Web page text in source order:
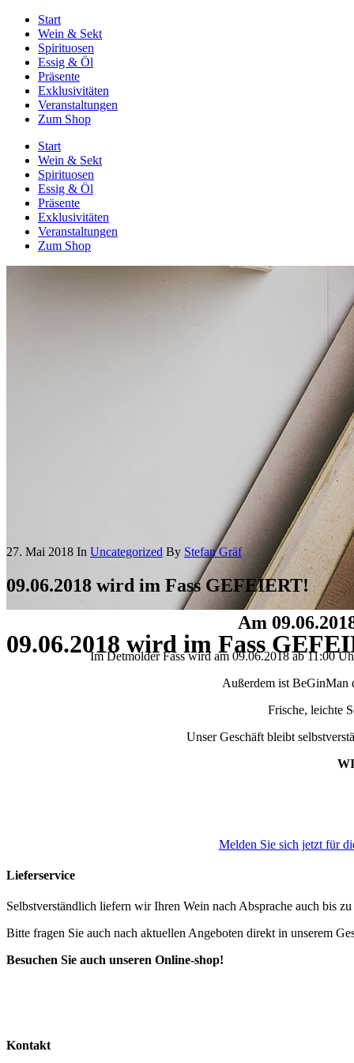
Start
Wein & Sekt
Spirituosen
Essig & Öl
Präsente
Exklusivitäten
Veranstaltungen
Zum Shop
Start
Wein & Sekt
Spirituosen
Essig & Öl
Präsente
Exklusivitäten
Veranstaltungen
Zum Shop
09.06.2018 wird im Fass
27. Mai 2018 In Uncategorized By Stefan Gräf
09.06.2018 wird im Fass GEFEIERT!
Am
Im Detmolder Fass wird am 09.06.2018 ab 11:00
Außerdem ist BeGinMan
Frische, leichte
Unser Geschäft bleibt
Melden Sie sich jetzt für
Lieferservice
Selbstverständlich liefern wir Ihren Wein nach Absprache auch bis
Bitte fragen Sie auch nach aktuellen Angeboten direkt in unserem
Besuchen Sie auch unseren Online-shop!
Kontakt